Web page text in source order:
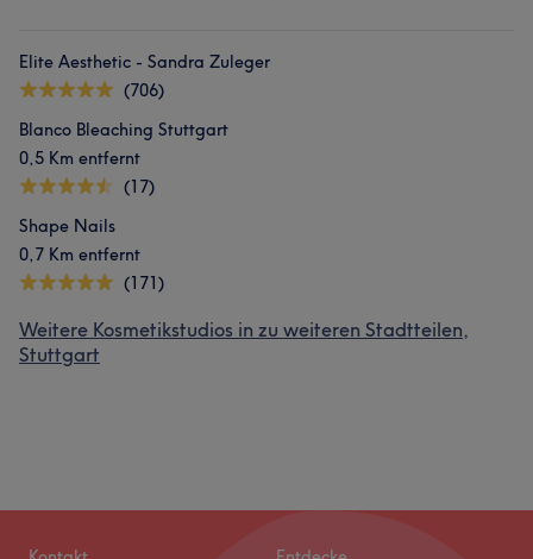
Elite Aesthetic - Sandra Zuleger
(706)
Blanco Bleaching Stuttgart
0,5 Km entfernt
(17)
Shape Nails
0,7 Km entfernt
(171)
Weitere Kosmetikstudios in zu weiteren Stadtteilen,
Stuttgart